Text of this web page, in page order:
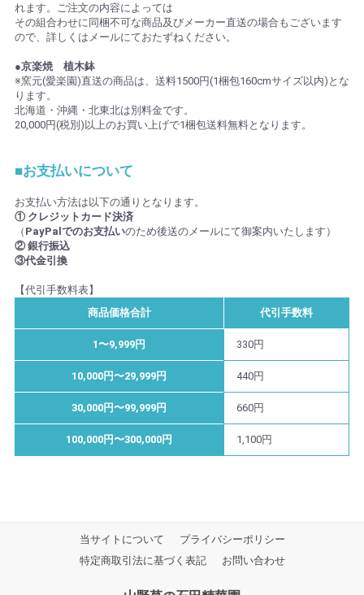
れます。ご注文の内容によっては
その組合わせに同梱不可な商品及びメーカー直送の場合もございます
ので、詳しくはメールにておたずねください。
●京楽焼 植木鉢
※窯元(愛楽園)直送の商品は、送料1500円(1梱包160cmサイズ以内)とな
ります。
北海道・沖縄・北東北は別料金です。
20,000円(税別)以上のお買い上げで1梱包送料無料となります。
■お支払いについて
お支払い方法は以下の通りとなります。
① クレジットカード決済
（ PayPalでのお支払いのため後送のメールにて御案内いたします）
② 銀行振込
③代金引換
【代引手数料表】
商品価格合計
代引手数料
1〜9,999円 330円
10,000円〜29,999円 440円
30,000円〜99,999円 660円
100,000円〜300,000円 1,100円
当サイトについて
プライバシーポリシー
特定商取引法に基づく表記
お問い合わせ